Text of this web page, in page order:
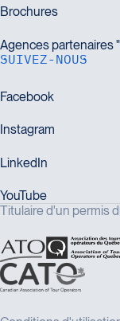
SUIVEZ-NOUS
Titulaire d'un permis